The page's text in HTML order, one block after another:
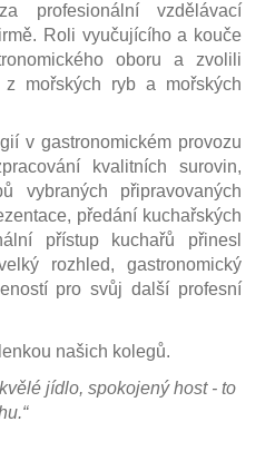
profesionální vzdělávací
Roli vyučujícího a kouče
oboru a zvolili
mořských ryb a mořských
v gastronomickém provozu
kvalitních surovin,
vybraných připravovaných
předání kuchařských
přístup kuchařů přinesl
rozhled, gastronomický
pro svůj další profesní
našich kolegů.
jídlo, spokojený host - to